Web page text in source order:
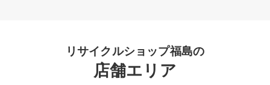
リサイクルショップ福島の
店舗エリア